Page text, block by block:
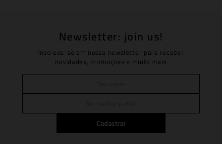
Newsletter: join us!
Inscreva-se em nossa newsletter para receber
novidades, promoções e muito mais
Cadastrar